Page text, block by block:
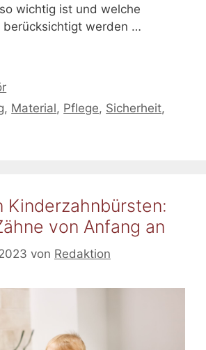
wichtig ist und welche
berücksichtigt werden …
, Material, Pflege, Sicherheit,
Kinderzahnbürsten:
von Anfang an
von Redaktion